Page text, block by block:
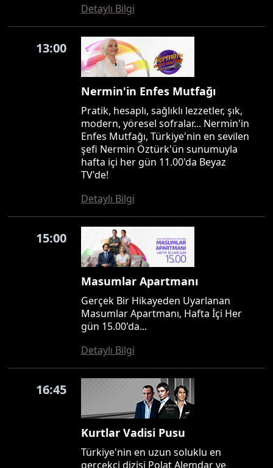
Detaylı Bilgi
13:00
Nermin'in Enfes Mutfağı
Pratik, hesaplı, sağlıklı lezzetler, şık,
modern, yöresel sofralar... Nermin'in
Enfes Mutfağı, Türkiye'nin en sevilen
şefi Nermin Öztürk'ün sunumuyla
hafta içi her gün 11.00'da Beyaz
TV'de!
Detaylı Bilgi
15:00
Masumlar Apartmanı
Gerçek Bir Hikayeden Uyarlanan
Masumlar Apartmanı, Hafta İçi Her
gün 15.00'da...
Detaylı Bilgi
16:45
Kurtlar Vadisi Pusu
Türkiye'nin en uzun soluklu en
gerçekçi dizisi Polat Alemdar ve